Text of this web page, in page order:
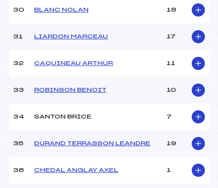
30 BLANC NOLAN 18
31 LIARDON MARCEAU 17
32 CAQUINEAU ARTHUR 11
33 ROBINSON BENOIT 10
34 SANTON BRICE 7
35 DURAND TERRASSON LEANDRE 19
36 CHEDAL ANGLAY AXEL 1